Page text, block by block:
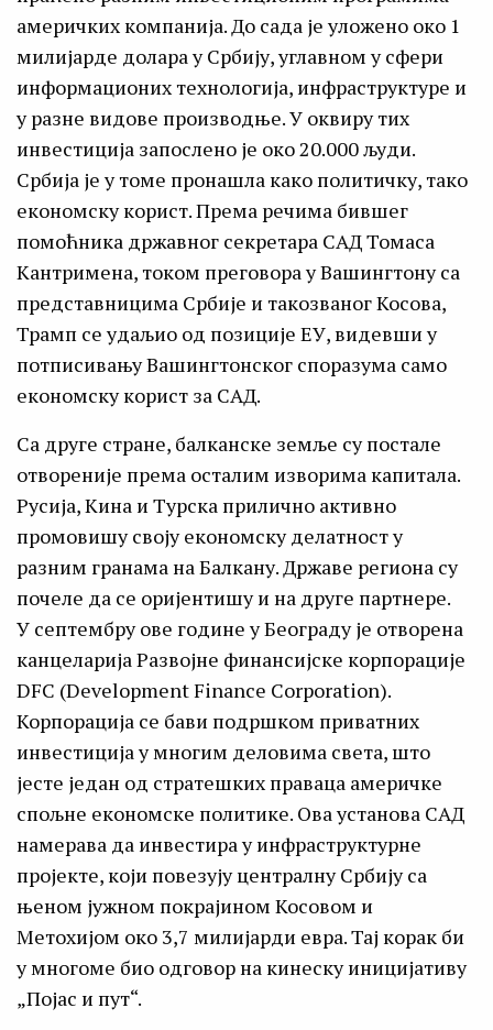
америчких компанија. До сада је уложено око 1
милијарде долара у Србију, углавном у сфери
информационих технологија, инфраструктуре и
у разне видове производње. У оквиру тих
инвестиција запослено је око 20.000 људи.
Србија је у томе пронашла како политичку, тако
економску корист. Према речима бившег
помоћника државног секретара САД Томаса
Кантримена, током преговора у Вашингтону са
представницима Србије и такозваног Косова,
Трамп се удаљио од позиције ЕУ, видевши у
потписивању Вашингтонског споразума само
економску корист за САД.
Са друге стране, балканске земље су постале
отвореније према осталим изворима капитала.
Русија, Кина и Турска прилично активно
промовишу своју економску делатност у
разним гранама на Балкану. Државе региона су
почеле да се оријентишу и на друге партнере.
У септембру ове године у Београду је отворена
канцеларија Развојне финансијске корпорације
DFC (Development Finance Corporation).
Корпорација се бави подршком приватних
инвестиција у многим деловима света, што
јесте један од стратешких праваца америчке
спољне економске политике. Ова установа САД
намерава да инвестира у инфраструктурне
пројекте, који повезују централну Србију са
њеном јужном покрајином Косовом и
Метохијом око 3,7 милијарди евра. Тај корак би
у многоме био одговор на кинеску иницијативу
„Појас и пут“.